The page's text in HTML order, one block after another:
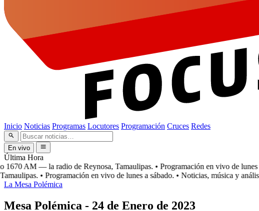
Inicio Noticias Programas Locutores Programación Cruces Redes
En vivo
Última Hora
AM — la radio de Reynosa, Tamaulipas. • Programación en vivo de lunes a
• Programación en vivo de lunes a sábado. • Noticias, música y análisis
La Mesa Polémica
Mesa Polémica - 24 de Enero de 2023